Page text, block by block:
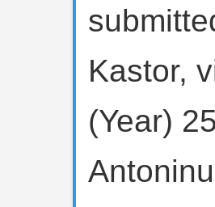
Kastor,
(Year)